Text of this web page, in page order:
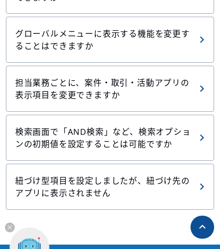
グローバルメニューに表示する機能を変更す
ることはできますか
担当業務ごとに、案件・取引・活動アプリの
表示項目を変更できますか
検索画面で「AND検索」など、検索オプショ
ンの初期値を設定することは可能ですか
紐づけ型項目を設定しましたが、紐づけ先の
アプリに表示されません